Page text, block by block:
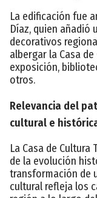
La edificación fue
Díaz, quien añadió
decorativos
albergar la Casa
exposición,
otros.
Relevancia del
cultural e
La Casa de
de la evolución
transformación de
cultural refleja los